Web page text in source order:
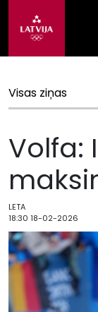
Visas ziņas
Volfa:
LETA
18:30 18-02-2026